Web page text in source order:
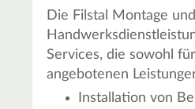
Die Filstal Montage
Services, die sowohl
angebotenen
Installation von